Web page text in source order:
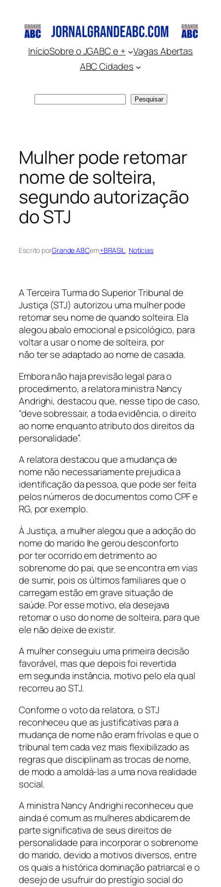
conteúdo
InícioSobre o JGABC e +
Vagas Abertas
ABC Cidades
Pesquisar
Mulher pode retomar
nome de solteira,
segundo autorização
do STJ
Escrito porGrande ABCem+BRASIL, Notícias
A Terceira Turma do Superior Tribunal de
Justiça (STJ) autorizou uma mulher pode
retomar seu nome de quando solteira. Ela
alegou abalo emocional e psicológico, para
voltar a usar o nome de solteira, por
não ter se adaptado ao nome de casada.
Embora não haja previsão legal para o
procedimento, a relatora ministra Nancy
Andrighi, destacou que, nesse tipo de caso,
“deve sobressair, a toda evidência, o direito
ao nome enquanto atributo dos direitos da
personalidade”.
A relatora destacou que a mudança de
nome não necessariamente prejudica a
identificação da pessoa, que pode ser feita
pelos números de documentos como CPF e
RG, por exemplo.
À Justiça, a mulher alegou que a adoção do
nome do marido lhe gerou desconforto
por ter ocorrido em detrimento ao
sobrenome do pai, que se encontra em vias
de sumir, pois os últimos familiares que o
carregam estão em grave situação de
saúde. Por esse motivo, ela desejava
retomar o uso do nome de solteira, para que
ele não deixe de existir.
A mulher conseguiu uma primeira decisão
favorável, mas que depois foi revertida
em segunda instância, motivo pelo ela qual
recorreu ao STJ.
Conforme o voto da relatora, o STJ
reconheceu que as justificativas para a
mudança de nome não eram frívolas e que o
tribunal tem cada vez mais flexibilizado as
regras que disciplinam as trocas de nome,
de modo a amoldá-las a uma nova realidade
social.
A ministra Nancy Andrighi reconheceu que
ainda é comum as mulheres abdicarem de
parte significativa de seus direitos de
personalidade para incorporar o sobrenome
do marido, devido a motivos diversos, entre
os quais a histórica dominação patriarcal e o
desejo de usufruir do prestígio social do